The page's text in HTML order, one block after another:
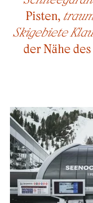
BAR
Pisten,
Skigebiete
der Nähe